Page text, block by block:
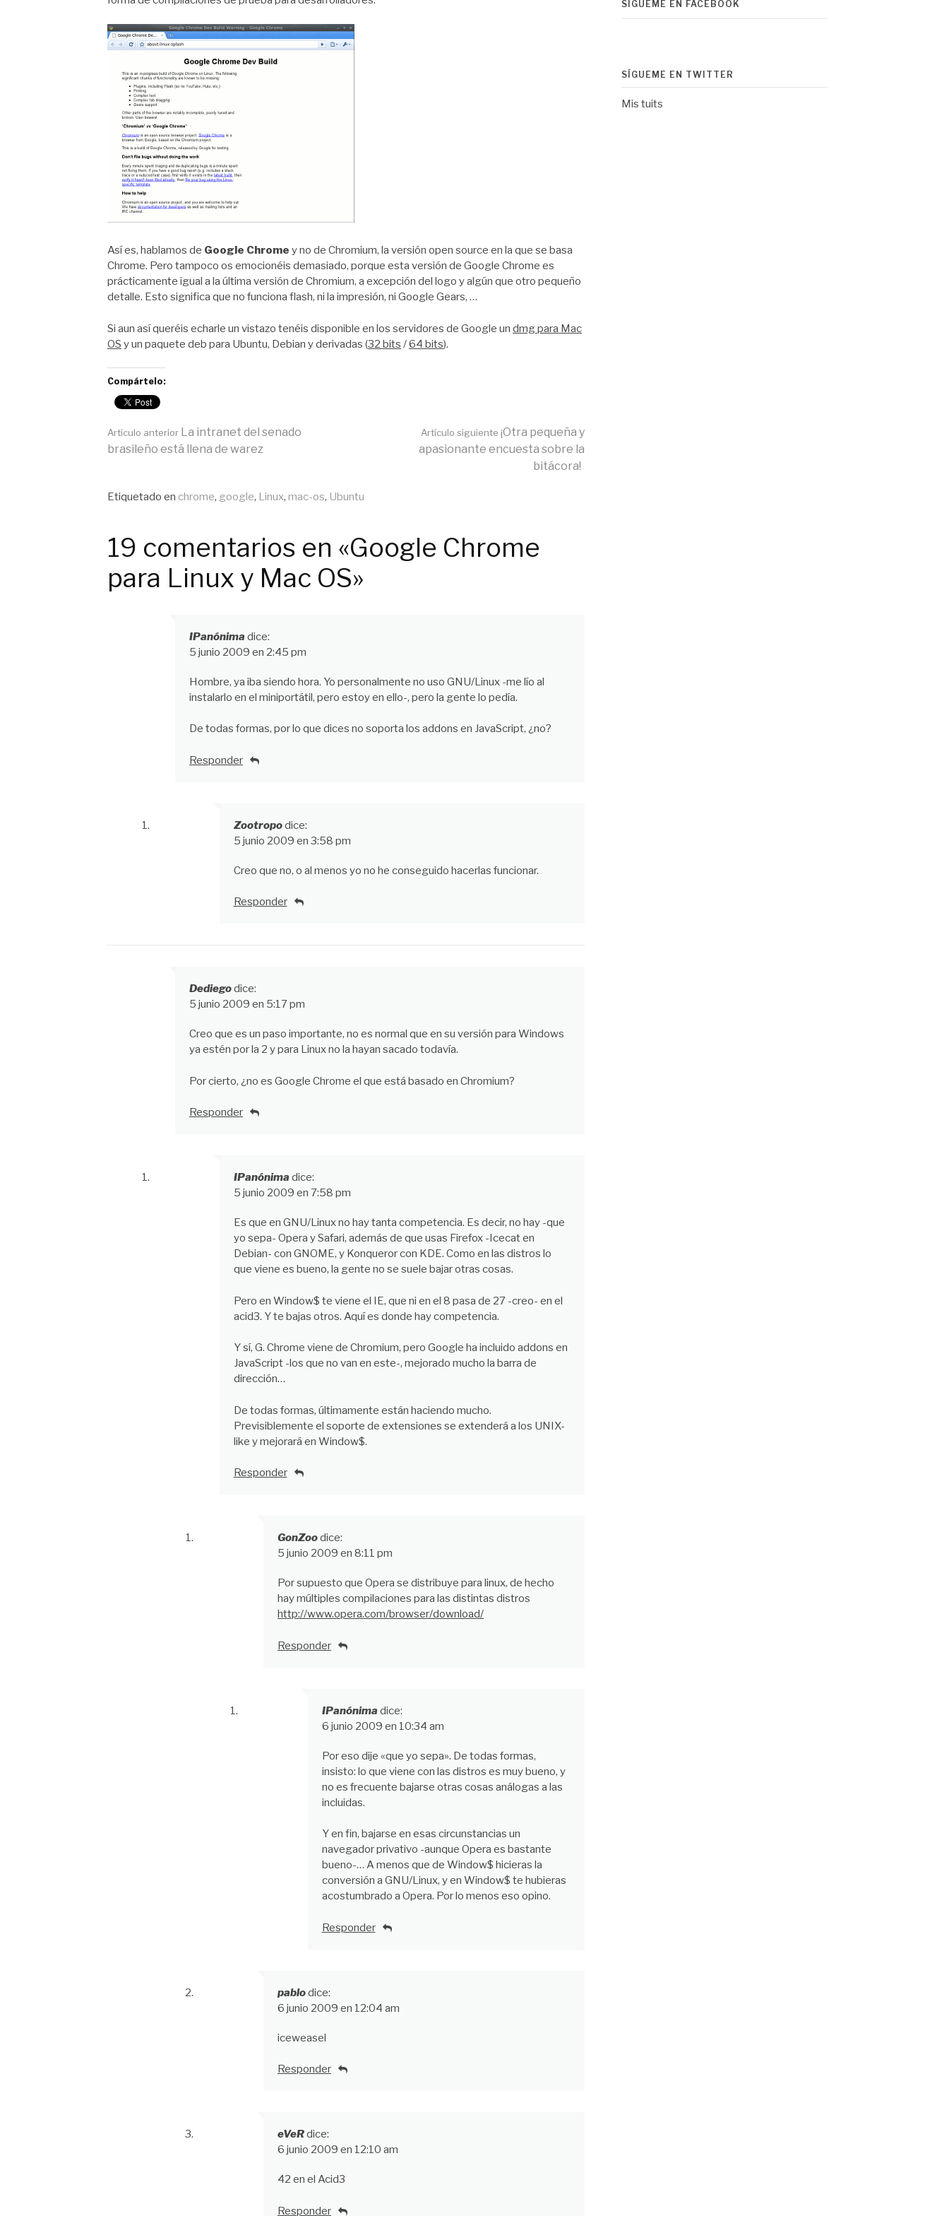
Así es, hablamos de Google Chrome y no de Chromium, la versión open source en la que se basa
Chrome. Pero tampoco os emocionéis demasiado, porque esta versión de Google Chrome es
prácticamente igual a la última versión de Chromium, a excepción del logo y algún que otro pequeño
detalle. Esto significa que no funciona flash, ni la impresión, ni Google Gears, …
Si aun así queréis echarle un vistazo tenéis disponible en los servidores de Google un dmg para Mac
OS y un paquete deb para Ubuntu, Debian y derivadas (32 bits /64 bits).
Compártelo:
Seguir
leyendo
Artículo anterior La intranet del senado
brasileño está llena de warez
Artículo siguiente ¡Otra pequeña y
apasionante encuesta sobre la
bitácora!
Publicado
Etiquetado en chrome, google, Linux, mac-os, Ubuntu
19 comentarios en «Google Chrome
para Linux y Mac OS»
IPanónima dice:
5 junio 2009 en 2:45 pm
Hombre, ya iba siendo hora. Yo personalmente no uso GNU/Linux -me lío al
instalarlo en el miniportátil, pero estoy en ello-, pero la gente lo pedía.
De todas formas, por lo que dices no soporta los addons en JavaScript, ¿no?
Responder
Zootropodice:
5 junio 2009 en 3:58 pm
Creo que no, o al menos yo no he conseguido hacerlas funcionar.
Responder
Dediegodice:
5 junio 2009 en 5:17 pm
Creo que es un paso importante, no es normal que en su versión para Windows
ya estén por la 2 y para Linux no la hayan sacado todavía.
Por cierto, ¿no es Google Chrome el que está basado en Chromium?
Responder
IPanónima dice:
5 junio 2009 en 7:58 pm
Es que en GNU/Linux no hay tanta competencia. Es decir, no hay -que
yo sepa- Opera y Safari, además de que usas Firefox -Icecat en
Debian- con GNOME, y Konqueror con KDE. Como en las distros lo
que viene es bueno, la gente no se suele bajar otras cosas.
Pero en Window$ te viene el IE, que ni en el 8 pasa de 27 -creo- en el
acid3. Y te bajas otros. Aquí es donde hay competencia.
Y sí, G. Chrome viene de Chromium, pero Google ha incluido addons en
JavaScript -los que no van en este-, mejorado mucho la barra de
dirección…
De todas formas, últimamente están haciendo mucho.
Previsiblemente el soporte de extensiones se extenderá a los UNIX-
like y mejorará en Window$.
Responder
GonZoodice:
5 junio 2009 en 8:11 pm
Por supuesto que Opera se distribuye para linux, de hecho
hay múltiples compilaciones para las distintas distros
http://www.opera.com/browser/download/
Responder
IPanónima dice:
6 junio 2009 en 10:34 am
Por eso dije «que yo sepa». De todas formas,
insisto: lo que viene con las distros es muy bueno, y
no es frecuente bajarse otras cosas análogas a las
incluidas.
Y en fin, bajarse en esas circunstancias un
navegador privativo -aunque Opera es bastante
bueno-… A menos que de Window$ hicieras la
conversión a GNU/Linux, y en Window$ te hubieras
acostumbrado a Opera. Por lo menos eso opino.
Responder
pablodice:
6 junio 2009 en 12:04 am
iceweasel
Responder
eVeRdice:
6 junio 2009 en 12:10 am
42 en el Acid3
Responder
SÍGUEME EN FACEBOOK
SÍGUEME EN TWITTER
Mis tuits